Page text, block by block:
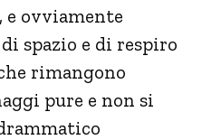
ovviamente
spazio e di respiro
rimangono
pure e non si